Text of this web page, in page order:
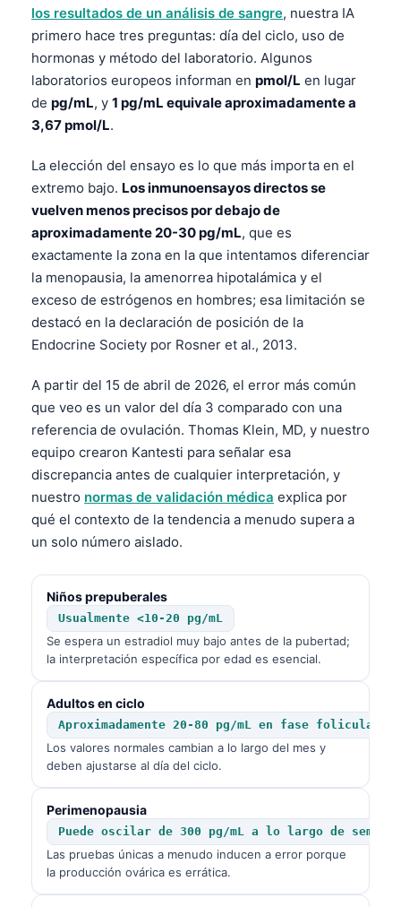
los resultados de un análisis de sangre, nuestra IA
primero hace tres preguntas: día del ciclo, uso de
hormonas y método del laboratorio. Algunos
laboratorios europeos informan en pmol/L en lugar
de pg/mL, y 1 pg/mL equivale aproximadamente a
3,67 pmol/L.
La elección del ensayo es lo que más importa en el
extremo bajo. Los inmunoensayos directos se
vuelven menos precisos por debajo de
aproximadamente 20-30 pg/mL, que es
exactamente la zona en la que intentamos diferenciar
la menopausia, la amenorrea hipotalámica y el
exceso de estrógenos en hombres; esa limitación se
destacó en la declaración de posición de la
Endocrine Society por Rosner et al., 2013.
A partir del 15 de abril de 2026, el error más común
que veo es un valor del día 3 comparado con una
referencia de ovulación. Thomas Klein, MD, y nuestro
equipo crearon Kantesti para señalar esa
discrepancia antes de cualquier interpretación, y
nuestro normas de validación médica explica por
qué el contexto de la tendencia a menudo supera a
un solo número aislado.
Niños prepuberales
Usualmente <10-20 pg/mL
Se espera un estradiol muy bajo antes de la pubertad;
la interpretación específica por edad es esencial.
Adultos en ciclo
Aproximadamente 20-80 pg/mL en fase folicular
Los valores normales cambian a lo largo del mes y
deben ajustarse al día del ciclo.
Perimenopausia
Puede oscilar de 300 pg/mL a lo largo de semanas
Las pruebas únicas a menudo inducen a error porque
la producción ovárica es errática.